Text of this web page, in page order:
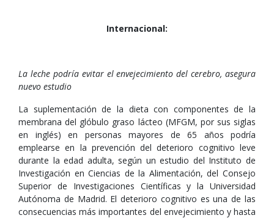
Internacional:
La leche podría evitar el envejecimiento del cerebro, asegura
nuevo estudio
La suplementación de la dieta con componentes de la
membrana del glóbulo graso lácteo (MFGM, por sus siglas
en inglés) en personas mayores de 65 años podría
emplearse en la prevención del deterioro cognitivo leve
durante la edad adulta, según un estudio del Instituto de
Investigación en Ciencias de la Alimentación, del Consejo
Superior de Investigaciones Científicas y la Universidad
Autónoma de Madrid. El deterioro cognitivo es una de las
consecuencias más importantes del envejecimiento y hasta